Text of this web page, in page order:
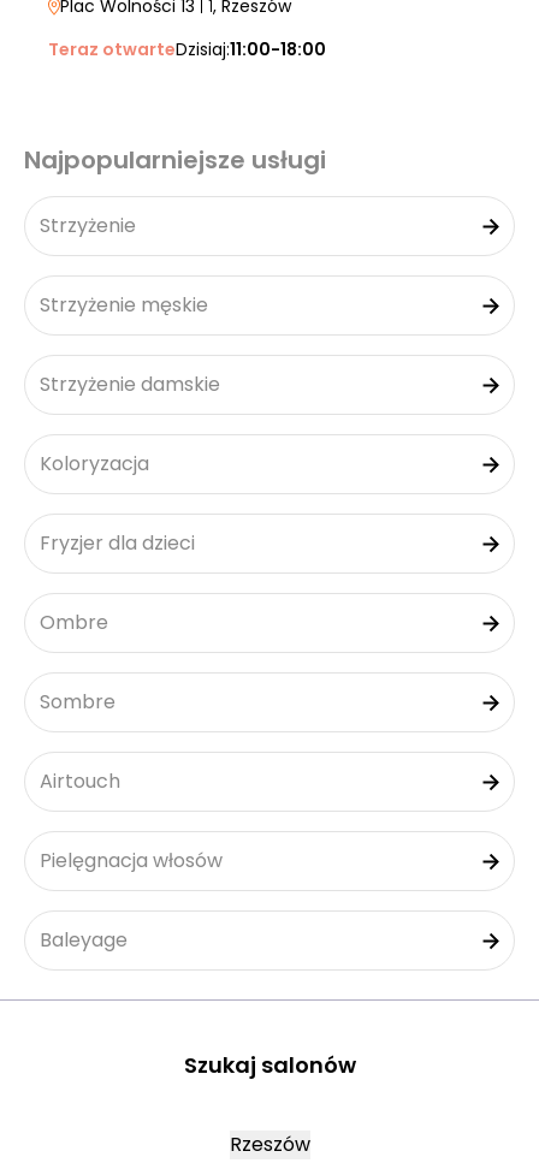
Plac Wolności 13 | 1, Rzeszów
Teraz otwarteDzisiaj:11:00-18:00
Najpopularniejsze usługi
Strzyżenie
Strzyżenie męskie
Strzyżenie damskie
Koloryzacja
Fryzjer dla dzieci
Ombre
Sombre
Airtouch
Pielęgnacja włosów
Baleyage
Szukaj salonów
Rzeszów